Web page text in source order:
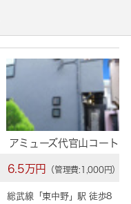
アミューズ代官山コート
6.5万円 （管理費:1,000円）
総武線「東中野」駅 徒歩8